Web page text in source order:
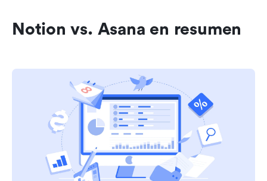
Notion vs. Asana en resumen